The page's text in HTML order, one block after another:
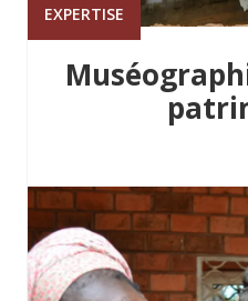
EXPERTISE